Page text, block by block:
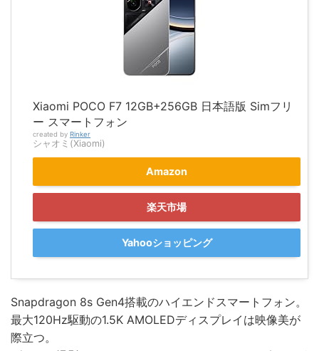
Xiaomi POCO F7 12GB+256GB 日本語版 Simフリ
ー スマートフォン
created by Rinker
シャオミ(Xiaomi)
Amazon
楽天市場
Yahooショッピング
Snapdragon 8s Gen4搭載のハイエンドスマートフォン。
最大120Hz駆動の1.5K AMOLEDディスプレイは映像美が
際立つ。